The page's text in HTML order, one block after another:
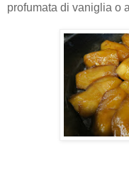
profumata di vaniglia o